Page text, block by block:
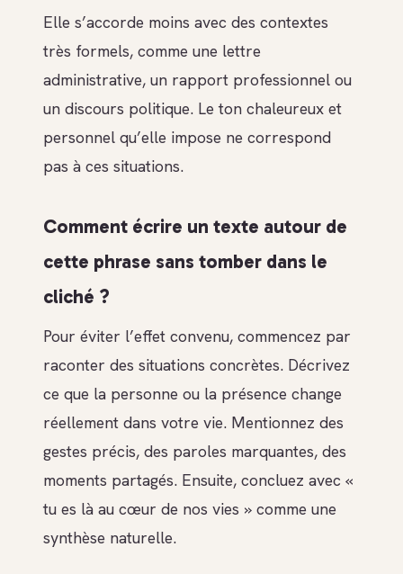
Elle s’accorde moins avec des contextes
très formels, comme une lettre
administrative, un rapport professionnel ou
un discours politique. Le ton chaleureux et
personnel qu’elle impose ne correspond
pas à ces situations.
Comment écrire un texte autour de
cette phrase sans tomber dans le
cliché ?
Pour éviter l’effet convenu, commencez par
raconter des situations concrètes. Décrivez
ce que la personne ou la présence change
réellement dans votre vie. Mentionnez des
gestes précis, des paroles marquantes, des
moments partagés. Ensuite, concluez avec «
tu es là au cœur de nos vies » comme une
synthèse naturelle.